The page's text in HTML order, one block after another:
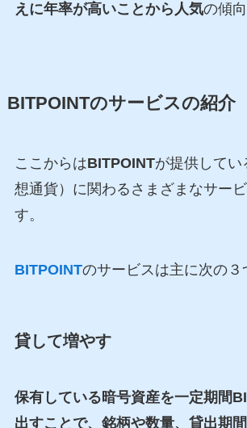
えに年率が高いことから人気の傾向
BITPOINTのサービスの紹介
ここからはBITPOINTが提供してい
想通貨）に関わるさまざまなサー
す。
BITPOINTのサービスは主に次の３
貸して増やす
保有している暗号資産を一定期間
出すことで、銘柄や数量、貸出期